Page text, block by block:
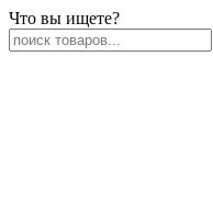
Что вы ищете?